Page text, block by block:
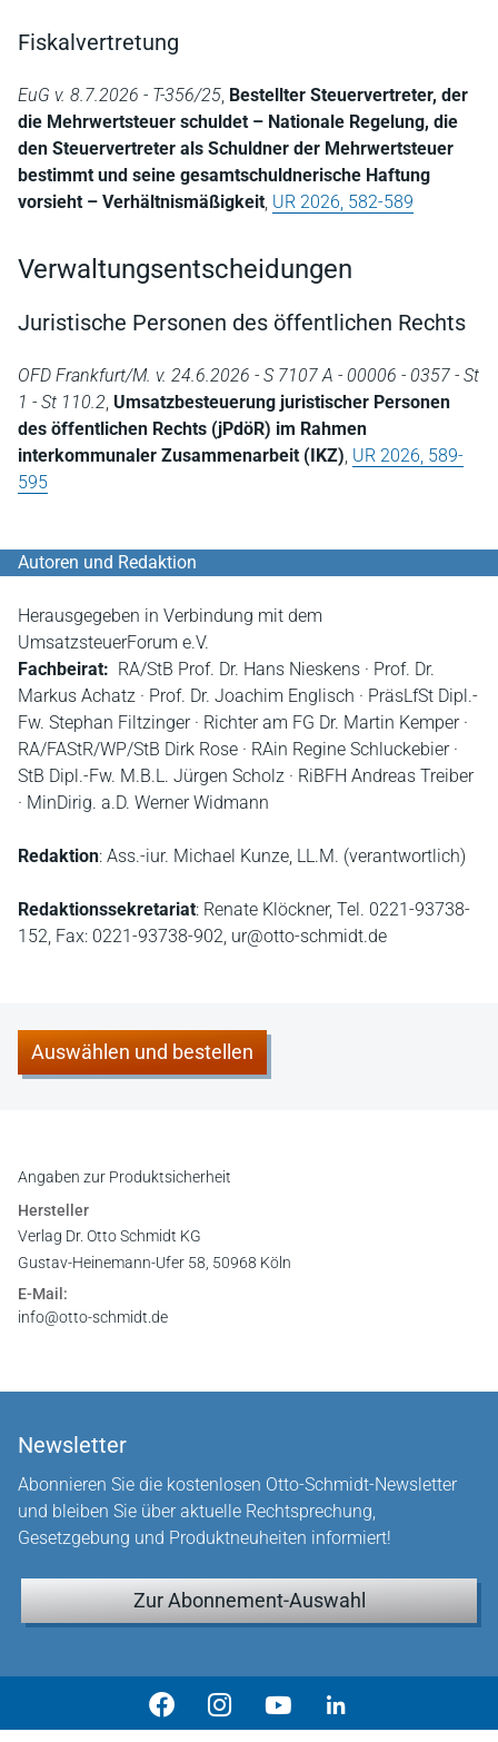
Fiskalvertretung
EuG v. 8.7.2026 - T-356/25, Bestellter Steuervertreter, der
die Mehrwertsteuer schuldet – Nationale Regelung, die
den Steuervertreter als Schuldner der Mehrwertsteuer
bestimmt und seine gesamtschuldnerische Haftung
vorsieht – Verhältnismäßigkeit, UR 2026, 582-589
Verwaltungsentscheidungen
Juristische Personen des öffentlichen Rechts
OFD Frankfurt/M. v. 24.6.2026 - S 7107 A - 00006 - 0357 - St
1 - St 110.2, Umsatzbesteuerung juristischer Personen
des öffentlichen Rechts (jPdöR) im Rahmen
interkommunaler Zusammenarbeit (IKZ), UR 2026, 589-
595
Autoren und Redaktion
Herausgegeben in Verbindung mit dem
UmsatzsteuerForum e.V.
Fachbeirat: RA/StB Prof. Dr. Hans Nieskens · Prof. Dr.
Markus Achatz · Prof. Dr. Joachim Englisch · PräsLfSt Dipl.-
Fw. Stephan Filtzinger · Richter am FG Dr. Martin Kemper ·
RA/FAStR/WP/StB Dirk Rose · RAin Regine Schluckebier ·
StB Dipl.-Fw. M.B.L. Jürgen Scholz · RiBFH Andreas Treiber
· MinDirig. a.D. Werner Widmann
Redaktion: Ass.-iur. Michael Kunze, LL.M. (verantwortlich)
Redaktionssekretariat: Renate Klöckner, Tel. 0221-93738-
152, Fax: 0221-93738-902, ur@otto-schmidt.de
Auswählen und bestellen
Angaben zur Produktsicherheit
Hersteller
Verlag Dr. Otto Schmidt KG
Gustav-Heinemann-Ufer 58, 50968 Köln
E-Mail:
info@otto-schmidt.de
Newsletter
Abonnieren Sie die kostenlosen Otto-Schmidt-Newsletter
und bleiben Sie über aktuelle Rechtsprechung,
Gesetzgebung und Produktneuheiten informiert!
Zur Abonnement-Auswahl